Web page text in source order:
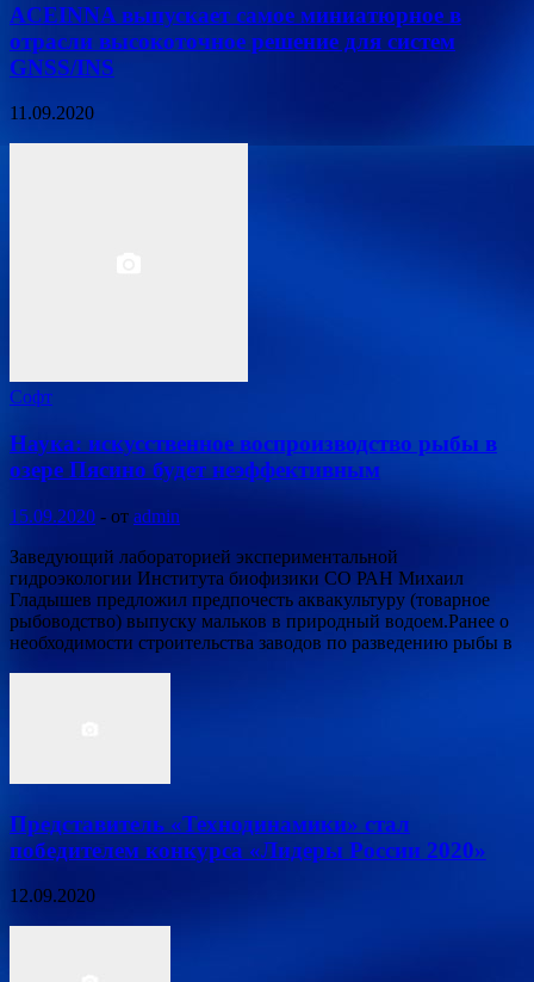
ACEINNA выпускает самое миниатюрное в
отрасли высокоточное решение для систем
GNSS/INS
11.09.2020
Софт
Наука: искусственное воспроизводство рыбы в
озере Пясино будет неэффективным
15.09.2020 - от admin
Заведующий лабораторией экспериментальной
гидроэкологии Института биофизики СО РАН Михаил
Гладышев предложил предпочесть аквакультуру (товарное
рыбоводство) выпуску мальков в природный водоем.Ранее о
необходимости строительства заводов по разведению рыбы в
Представитель «Технодинамики» стал
победителем конкурса «Лидеры России 2020»
12.09.2020